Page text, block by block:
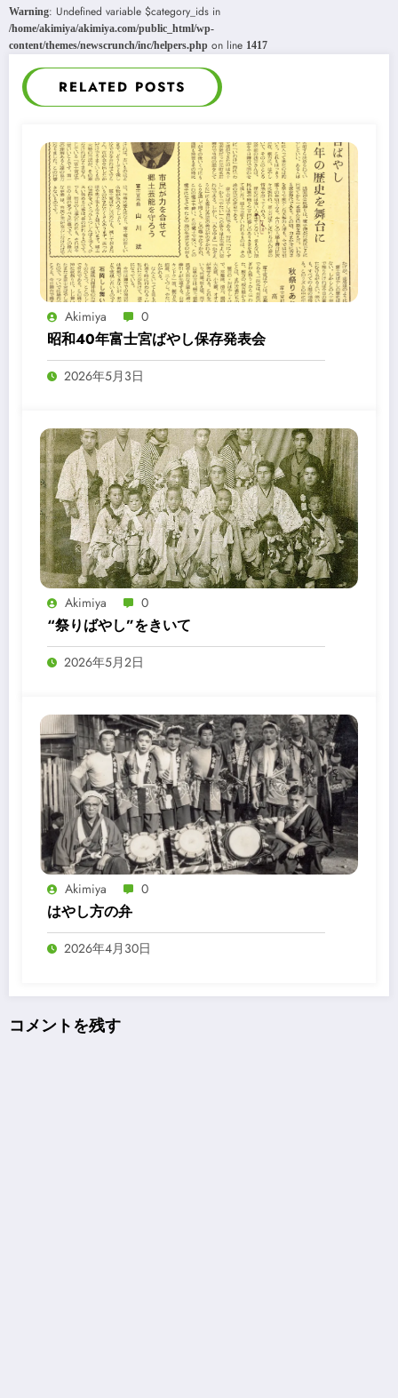
Warning: Undefined variable $category_ids in
/home/akimiya/akimiya.com/public_html/wp-
content/themes/newscrunch/inc/helpers.php on line 1417
RELATED POSTS
Akimiya 0
昭和40年富士宮ばやし保存発表会
2026年5月3日
Akimiya 0
“祭りばやし”をきいて
2026年5月2日
Akimiya 0
はやし方の弁
2026年4月30日
コメントを残す